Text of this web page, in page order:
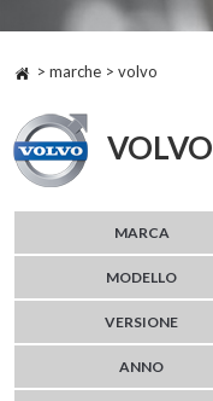
> marche > volvo
VOLVO
MARCA
MODELLO
VERSIONE
ANNO